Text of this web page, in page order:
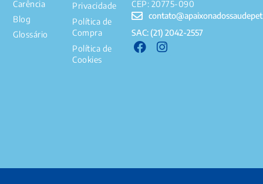
Privacidade
Política de
Compra
Política de
Cookies
Carência
Blog
Glossário
CEP: 20775-090
SAC: (21) 2042-2557